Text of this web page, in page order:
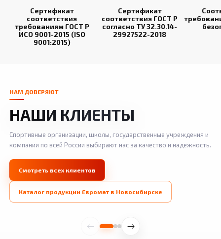
Сертификат
соответствия
требованиям ГОСТ Р
ИСО 9001-2015 (ISO
9001:2015)
Сертификат
соответствия ГОСТ Р
согласно ТУ 32.30.14-
29927522-2018
НАМ ДОВЕРЯЮТ
НАШИ КЛИЕНТЫ
Спортивные организации, школы, государственные учреждения и
компании по всей России выбирают нас за качество и надежность.
Смотреть всех клиентов
Каталог продукции Евромат в Новосибирске